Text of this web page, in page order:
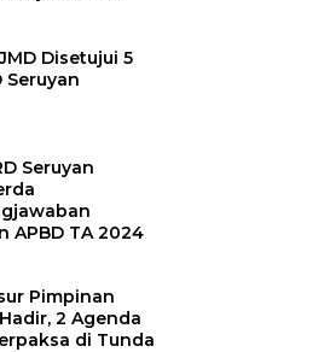
Disetujui 5
Seruyan
Seruyan
APBD TA 2024
Pimpinan
2 Agenda
di Tunda